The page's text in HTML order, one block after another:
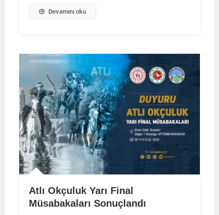
Devamını oku
Atlı Okçuluk Yarı Final
Müsabakaları Sonuçlandı